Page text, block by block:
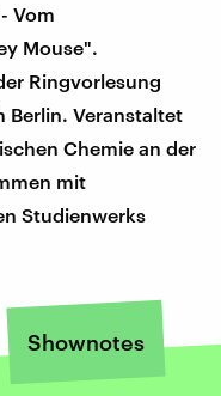
Vom
Mouse".
Ringvorlesung
Berlin. Veranstaltet
Chemie an der
mit
Studienwerks
Shownotes